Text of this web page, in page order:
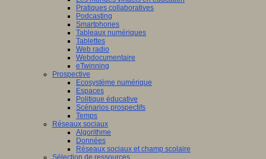
Pratiques collaboratives
Podcasting
Smartphones
Tableaux numériques
Tablettes
Web radio
Webdocumentaire
eTwinning
Prospective
Ecosystème numérique
Espaces
Politique éducative
Scénarios prospectifs
Temps
Réseaux sociaux
Algorithme
Données
Réseaux sociaux et champ scolaire
Sélection de ressources